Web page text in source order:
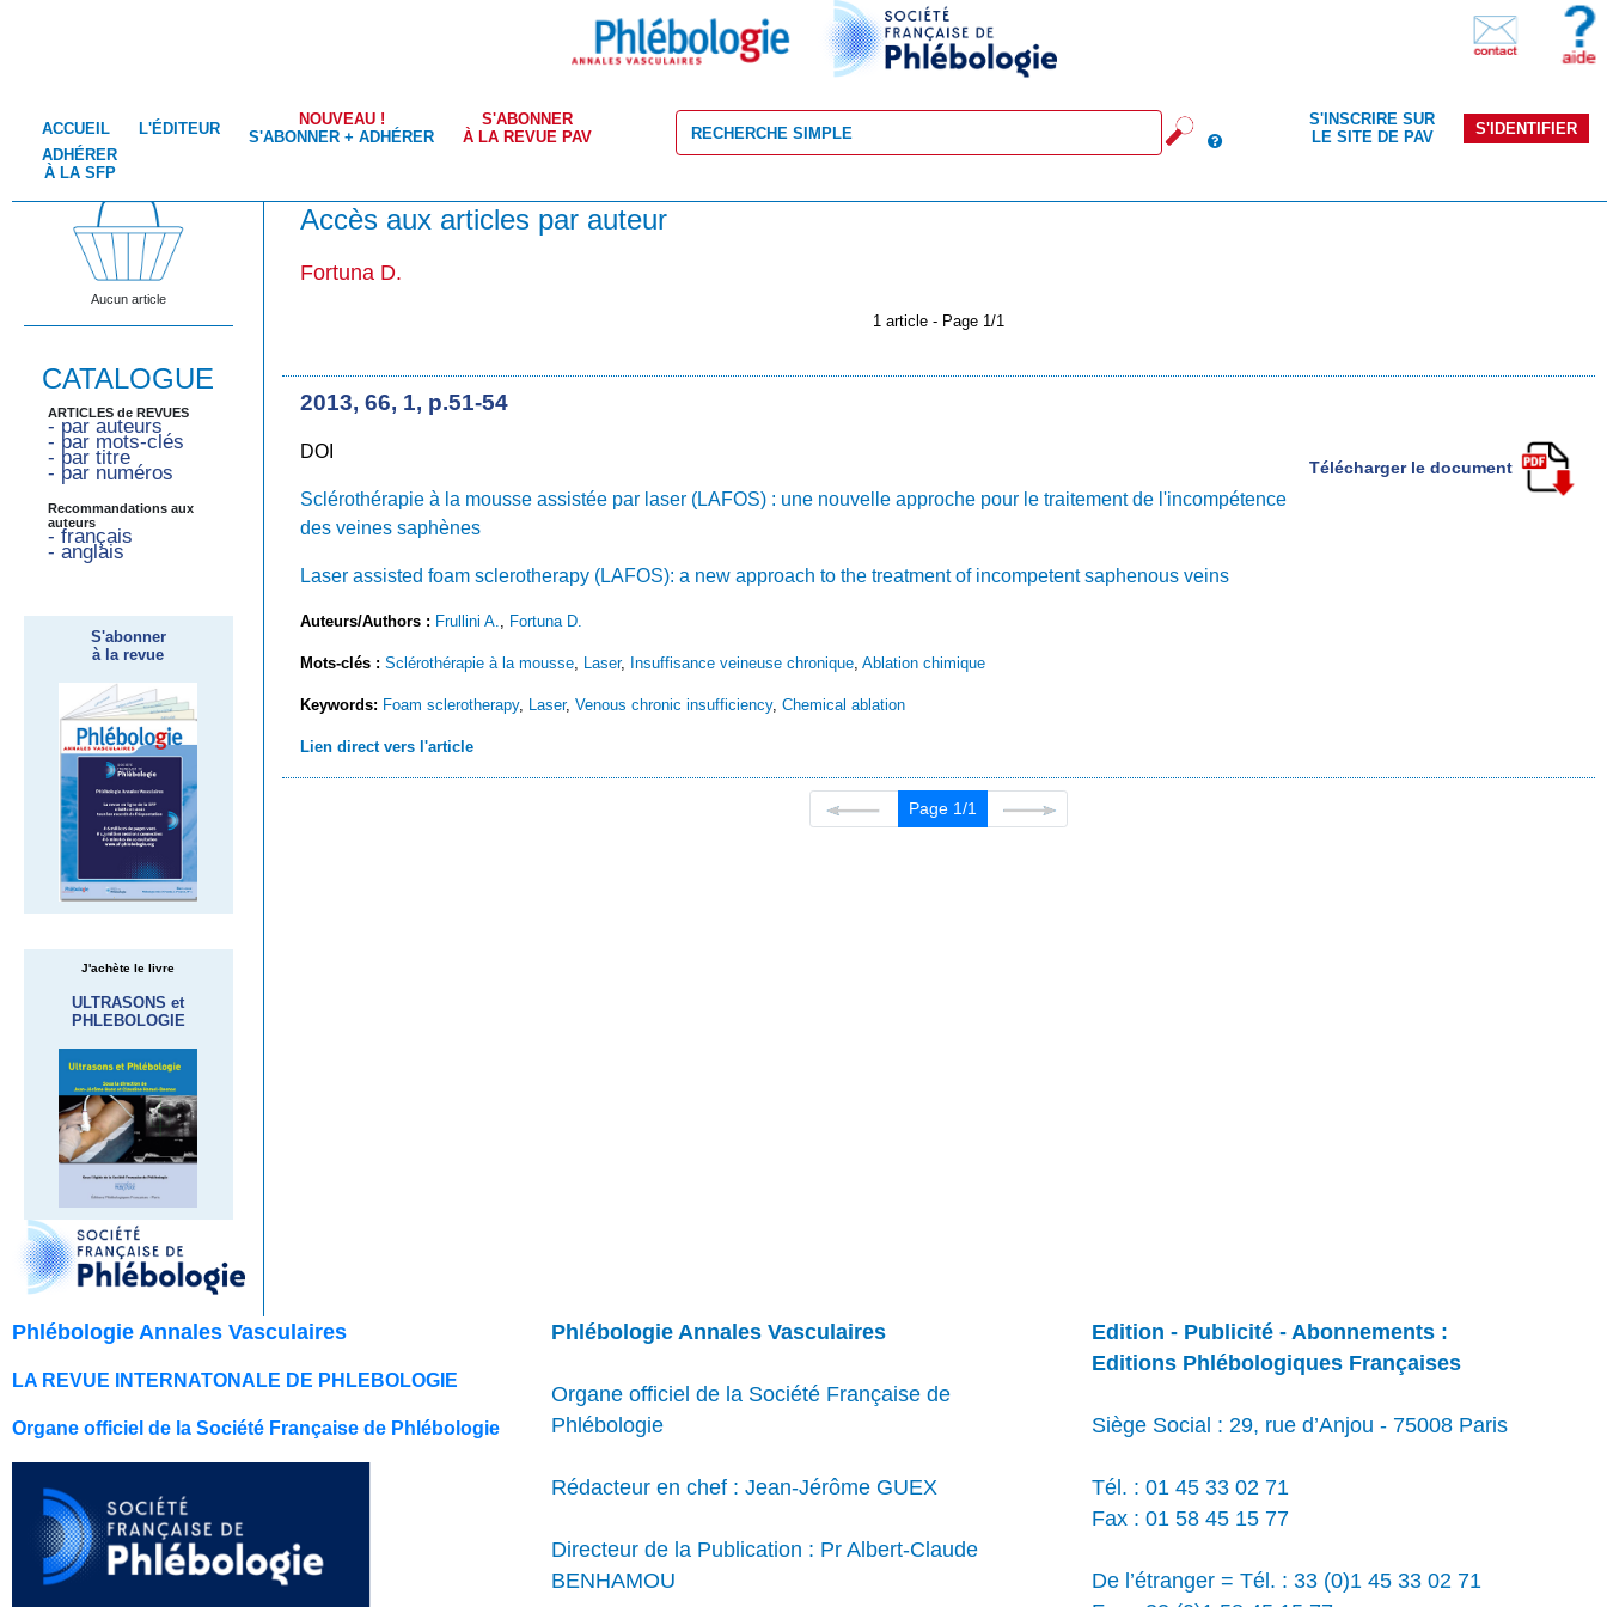
ACCUEIL L'ÉDITEUR
NOUVEAU !
S'ABONNER + ADHÉRER
S'ABONNER
À LA REVUE PAV
ADHÉRER
À LA SFP
S'INSCRIRE SUR
LE SITE DE PAV
S'IDENTIFIER
Aucun article
CATALOGUE
ARTICLES de REVUES
- par auteurs
- par mots-clés
- par titre
- par numéros
Recommandations aux
auteurs
- français
- anglais
S'abonner
à la revue
J'achète le livre
ULTRASONS et
PHLEBOLOGIE
Accès aux articles par auteur
Fortuna D.
1 article - Page 1/1
2013, 66, 1, p.51-54
DOI
Télécharger le document
Sclérothérapie à la mousse assistée par laser (LAFOS) : une nouvelle approche pour le traitement de l'incompétence
des veines saphènes
Laser assisted foam sclerotherapy (LAFOS): a new approach to the treatment of incompetent saphenous veins
Auteurs/Authors : Frullini A., Fortuna D.
Mots-clés : Sclérothérapie à la mousse, Laser, Insuffisance veineuse chronique, Ablation chimique
Keywords: Foam sclerotherapy, Laser, Venous chronic insufficiency, Chemical ablation
Lien direct vers l'article
Page 1/1
Phlébologie Annales Vasculaires
LA REVUE INTERNATONALE DE PHLEBOLOGIE
Organe officiel de la Société Française de Phlébologie
Phlébologie Annales Vasculaires
Organe officiel de la Société Française de
Phlébologie
Rédacteur en chef : Jean-Jérôme GUEX
Directeur de la Publication : Pr Albert-Claude
BENHAMOU
Edition - Publicité - Abonnements :
Editions Phlébologiques Françaises
Siège Social : 29, rue d’Anjou - 75008 Paris
Tél. : 01 45 33 02 71
Fax : 01 58 45 15 77
De l’étranger = Tél. : 33 (0)1 45 33 02 71